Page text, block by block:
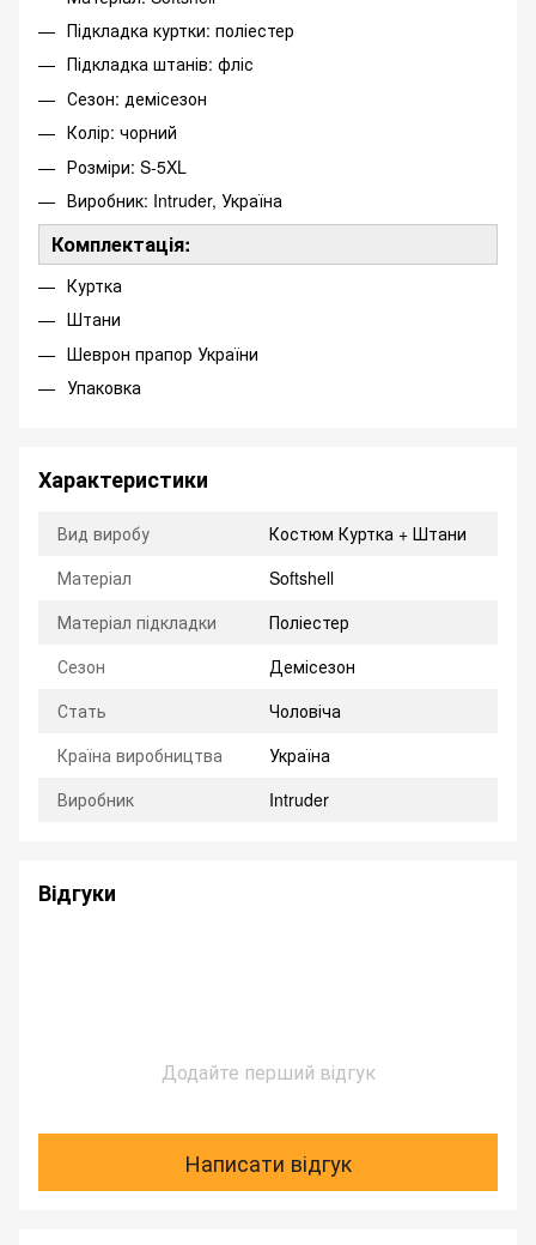
Підкладка куртки: поліестер
Підкладка штанів: фліс
Сезон: демісезон
Колір: чорний
Розміри: S-5XL
Виробник: Intruder, Україна
Комплектація:
Куртка
Штани
Шеврон прапор України
Упаковка
Характеристики
Вид виробу
Костюм Куртка + Штани
Матеріал
Softshell
Матеріал підкладки
Поліестер
Сезон
Демісезон
Стать
Чоловіча
Країна виробництва
Україна
Виробник
Intruder
Відгуки
Додайте перший відгук
Написати відгук